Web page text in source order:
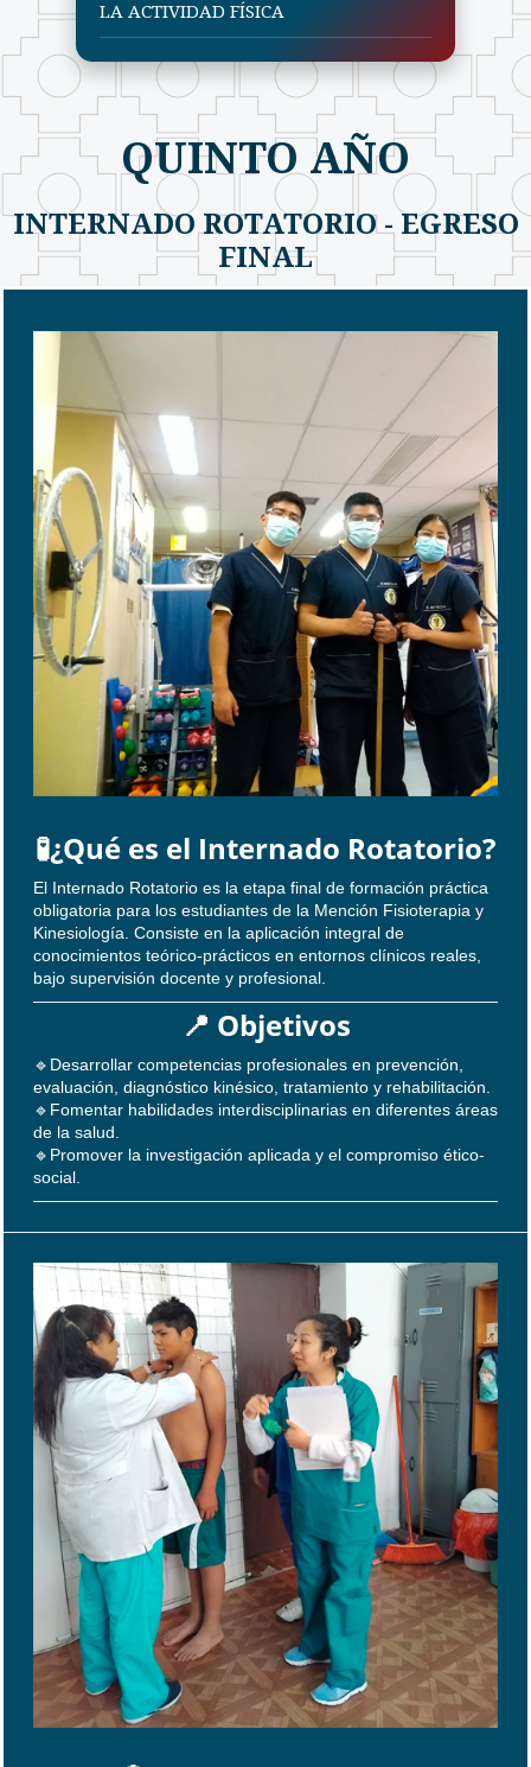
LA ACTIVIDAD FÍSICA
QUINTO AÑO
INTERNADO ROTATORIO - EGRESO
FINAL
🧪¿Qué es el Internado Rotatorio?
El Internado Rotatorio es la etapa final de formación práctica
obligatoria para los estudiantes de la Mención Fisioterapia y
Kinesiología. Consiste en la aplicación integral de
conocimientos teórico-prácticos en entornos clínicos reales,
bajo supervisión docente y profesional.
📍 Objetivos
🔹Desarrollar competencias profesionales en prevención,
evaluación, diagnóstico kinésico, tratamiento y rehabilitación.
🔹Fomentar habilidades interdisciplinarias en diferentes áreas
de la salud.
🔹Promover la investigación aplicada y el compromiso ético-
social.